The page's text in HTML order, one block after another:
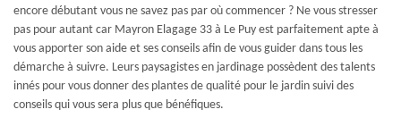
encore débutant vous ne savez pas par où commencer ? Ne vous stresser
pas pour autant car Mayron Elagage 33 à Le Puy est parfaitement apte à
vous apporter son aide et ses conseils afin de vous guider dans tous les
démarche à suivre. Leurs paysagistes en jardinage possèdent des talents
innés pour vous donner des plantes de qualité pour le jardin suivi des
conseils qui vous sera plus que bénéfiques.